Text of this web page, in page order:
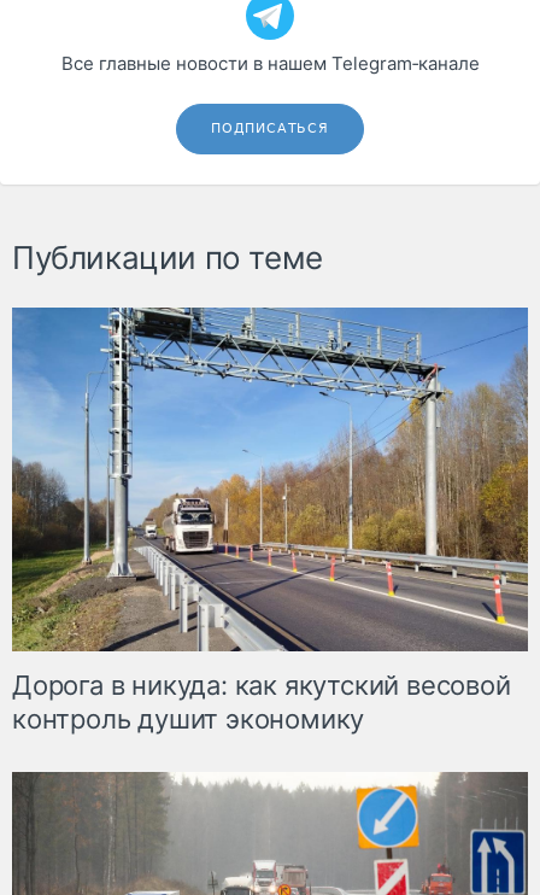
Все главные новости в нашем Telegram‑канале
ПОДПИСАТЬСЯ
Публикации по теме
Дорога в никуда: как якутский весовой
контроль душит экономику